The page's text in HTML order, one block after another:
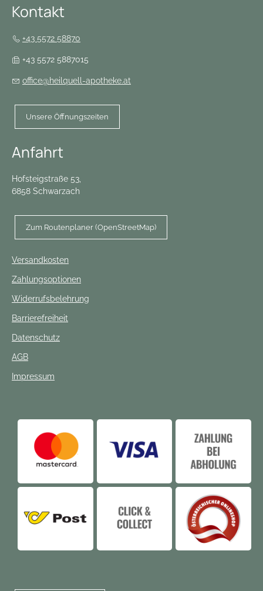
Kontakt
+43 5572 58870
+43 5572 5887015
office@heilquell-apotheke.at
Unsere Öffnungszeiten
Anfahrt
Hofsteigstraße 53,
6858 Schwarzach
Zum Routenplaner (OpenStreetMap)
Versandkosten
Zahlungsoptionen
Widerrufsbelehrung
Barrierefreiheit
Datenschutz
AGB
Impressum